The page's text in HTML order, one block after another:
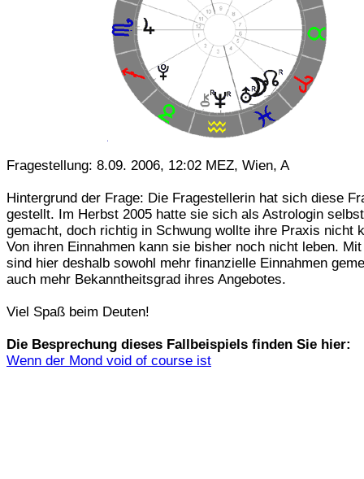
Fragestellung: 8.09. 2006, 12:02 MEZ, Wien, A
Hintergrund der Frage: Die Fragestellerin hat sich diese
gestellt. Im Herbst 2005 hatte sie sich als Astrologin
gemacht, doch richtig in Schwung wollte ihre Praxis nicht
Von ihren Einnahmen kann sie bisher noch nicht leben.
sind hier deshalb sowohl mehr finanzielle Einnahmen
auch mehr Bekanntheitsgrad ihres Angebotes.
Viel Spaß beim Deuten!
Die Besprechung dieses Fallbeispiels finden Sie hier:
Wenn der Mond void of course ist